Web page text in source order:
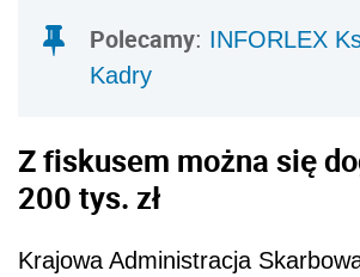
Polecamy: INFORLEX
Kadry
Z fiskusem można się
200 tys. zł
Krajowa Administracja